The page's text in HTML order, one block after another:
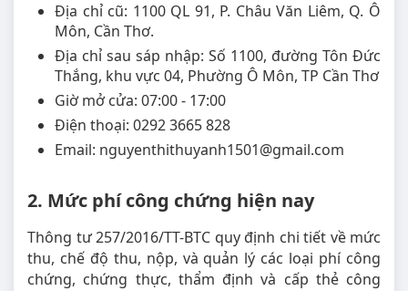
Địa chỉ cũ: 1100 QL 91, P. Châu Văn Liêm, Q. Ô
Môn, Cần Thơ.
Địa chỉ sau sáp nhập: Số 1100, đường Tôn Đức
Thắng, khu vực 04, Phường Ô Môn, TP Cần Thơ
Giờ mở cửa: 07:00 - 17:00
Điện thoại: 0292 3665 828
Email: nguyenthithuyanh1501@gmail.com
2. Mức phí công chứng hiện nay
Thông tư 257/2016/TT-BTC quy định chi tiết về mức
thu, chế độ thu, nộp, và quản lý các loại phí công
chứng, chứng thực, thẩm định và cấp thẻ công